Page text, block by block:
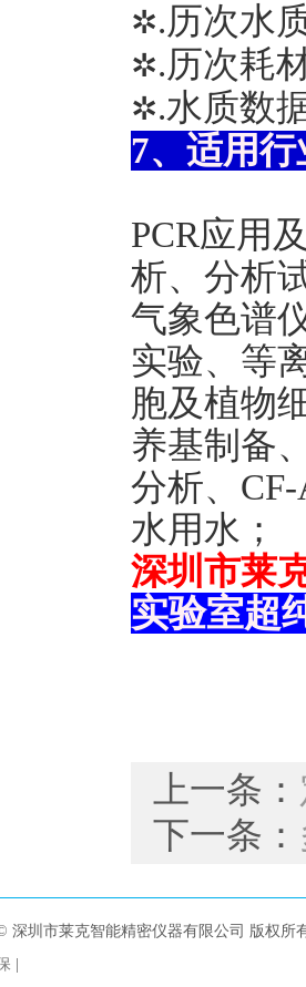
✲.历次水
✲.历次耗
✲.水质数
7、适用行
PCR应用
析、分析
气象色谱
实验、 等
胞及植物
养基制备
分析、
水用水；
深圳市莱
实验室超
上一条：
下一条：
深圳市莱克智能精密仪器有限公司 版权所